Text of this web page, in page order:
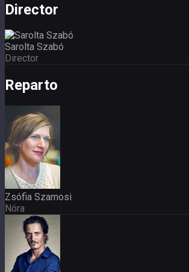
Director
Sarolta Szabó
Director
Reparto
Zsófia Szamosi
Nóra